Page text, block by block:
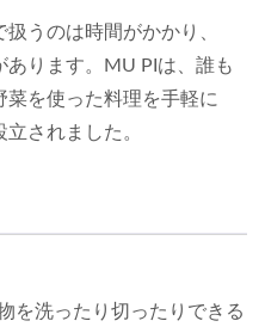
うのは時間がかかり、
ります。MU PIは、誰も
を使った料理を手軽に
されました。
を洗ったり切ったりできる